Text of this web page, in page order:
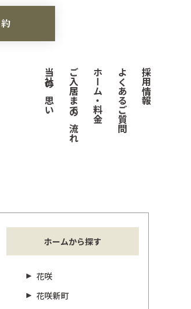
当社の思い ご入居までの流れ ホーム・料金 よくあるご質問 採用情報
ホームから探す
花咲
花咲新町